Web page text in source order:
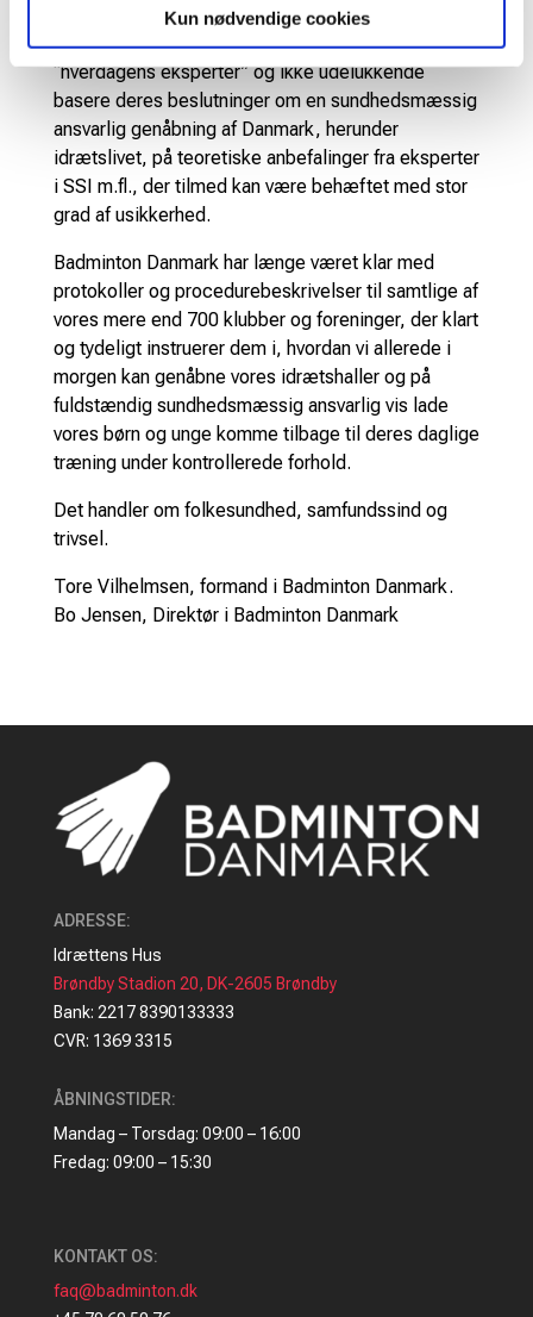
Kun nødvendige cookies
Christiansborg om også at inddrage fakta og
evidens fra den virkelige verden, inddrage
“hverdagens eksperter” og ikke udelukkende
basere deres beslutninger om en sundhedsmæssig
ansvarlig genåbning af Danmark, herunder
idrætslivet, på teoretiske anbefalinger fra eksperter
i SSI m.fl., der tilmed kan være behæftet med stor
grad af usikkerhed.
Badminton Danmark har længe været klar med
protokoller og procedurebeskrivelser til samtlige af
vores mere end 700 klubber og foreninger, der klart
og tydeligt instruerer dem i, hvordan vi allerede i
morgen kan genåbne vores idrætshaller og på
fuldstændig sundhedsmæssig ansvarlig vis lade
vores børn og unge komme tilbage til deres daglige
træning under kontrollerede forhold.
Det handler om folkesundhed, samfundssind og
trivsel.
Tore Vilhelmsen, formand i Badminton Danmark.
Bo Jensen, Direktør i Badminton Danmark
ADRESSE:
Idrættens Hus
Brøndby Stadion 20, DK-2605 Brøndby
Bank: 2217 8390133333
CVR: 1369 3315
ÅBNINGSTIDER:
Mandag – Torsdag: 09:00 – 16:00
Fredag: 09:00 – 15:30
KONTAKT OS:
faq@badminton.dk